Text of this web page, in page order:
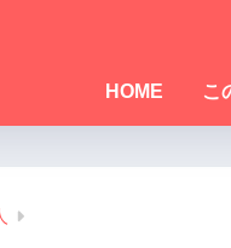
HOME こ